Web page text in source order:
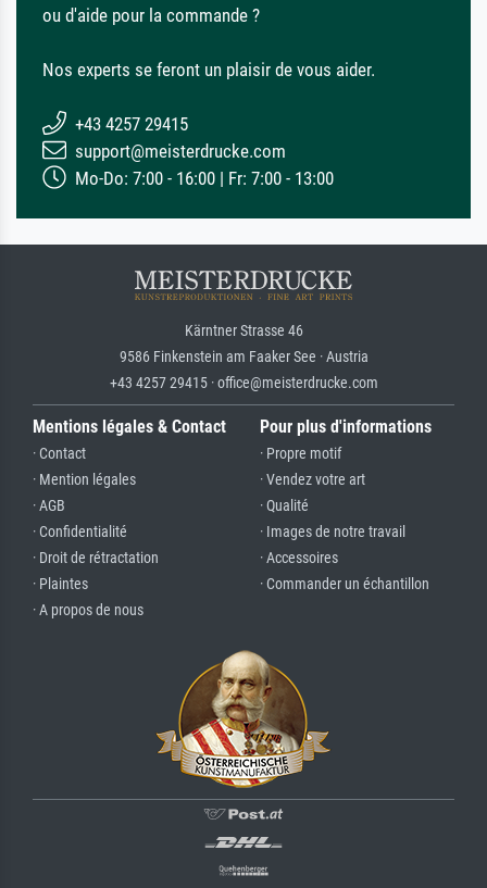
ou d'aide pour la commande ?
Nos experts se feront un plaisir de vous aider.
+43 4257 29415
support@meisterdrucke.com
Mo-Do: 7:00 - 16:00 | Fr: 7:00 - 13:00
Kärntner Strasse 46
9586 Finkenstein am Faaker See · Austria
+43 4257 29415 · office@meisterdrucke.com
Mentions légales & Contact
· Contact
· Mention légales
· AGB
· Confidentialité
· Droit de rétractation
· Plaintes
· A propos de nous
Pour plus d'informations
· Propre motif
· Vendez votre art
· Qualité
· Images de notre travail
· Accessoires
· Commander un échantillon